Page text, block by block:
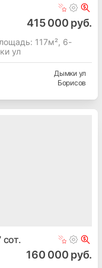
415 000 руб.
117м², 6-
ул
Дымки ул
Борисов
сот.
160 000 руб.